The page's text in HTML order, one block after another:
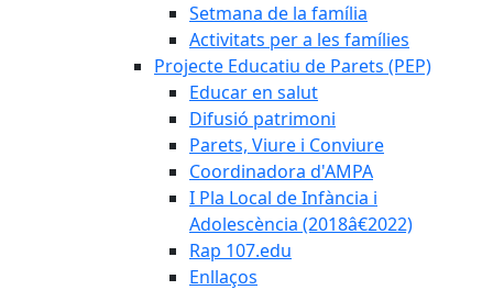
Setmana de la família
Activitats per a les famílies
Projecte Educatiu de Parets (PEP)
Educar en salut
Difusió patrimoni
Parets, Viure i Conviure
Coordinadora d'AMPA
I Pla Local de Infància i
Adolescència (2018â€2022)
Rap 107.edu
Enllaços